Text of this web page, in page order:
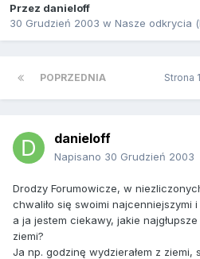
Przez danieloff
30 Grudzień 2003 w Nasze odkrycia
POPRZEDNIA Strona
danieloff
Napisano 30 Grudzień 2003
Drodzy Forumowicze, w
chwaliło się swoimi najcenniejszymi
a ja jestem ciekawy, jakie
ziemi?
Ja np. godzinę wydzierałem z